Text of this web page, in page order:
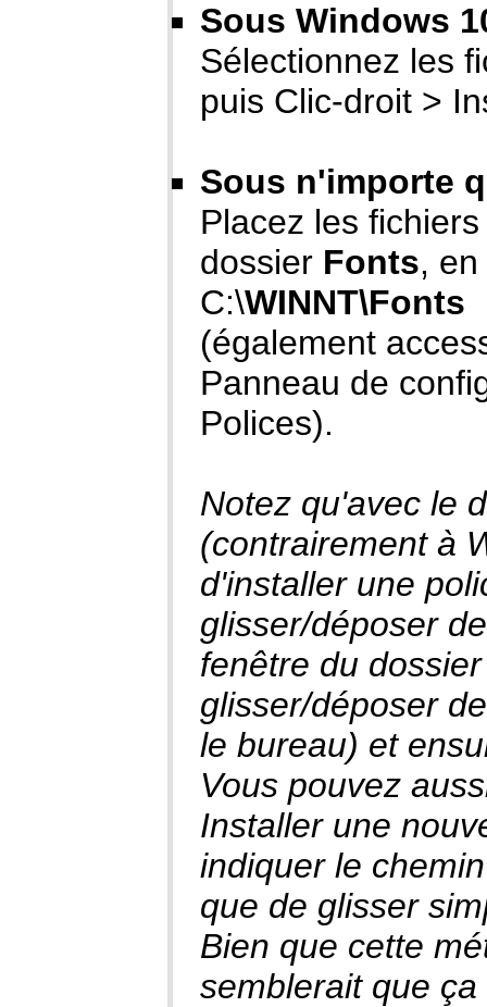
Sous Windows
Sélectionnez les
puis Clic-droit >
Sous n'importe
Placez les
dossier Fonts,
C:\WINNT\Fonts
(également
Panneau de
Polices).
Notez qu'avec le
(contrairement à
d'installer une
glisser/déposer
fenêtre du
glisser/déposer
le bureau) et
Vous pouvez
Installer une
indiquer le
que de glisser
Bien que cette
semblerait que